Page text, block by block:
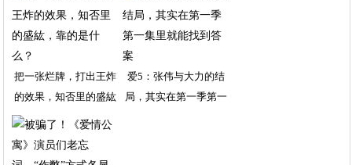
把一张烂牌，打出王炸
的效果，知否里的盛紘
爱5：张伟与大力的结
局，其实在第一季第一